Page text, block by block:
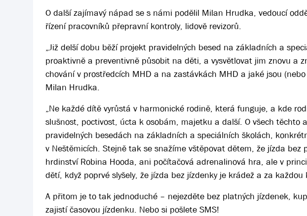
O další zajímavý nápad se s námi podělil Milan Hrudka, vedoucí
řízení pracovníků přepravní kontroly, lidově revizorů.
„Již delší dobu běží projekt pravidelných besed na základních a
proaktivně a preventivně působit na děti, a vysvětlovat jim znovu a
chování v prostředcích MHD a na zastávkách MHD a jaké jsou
Milan Hrudka.
„Ne každé dítě vyrůstá v harmonické rodině, která funguje, a kde
slušnost, poctivost, úcta k osobám, majetku a další. O všech těchto
pravidelných besedách na základních a speciálních školách,
v Neštěmicích. Stejně tak se snažíme vštěpovat dětem, že jízda
hrdinství Robina Hooda, ani počítačová adrenalinová hra, ale v
dětí, když poprvé slyšely, že jízda bez jízdenky je krádež a za
A přitom je to tak jednoduché – nejezděte bez platných jízdenek,
zajistí časovou jízdenku. Nebo si pošlete SMS!